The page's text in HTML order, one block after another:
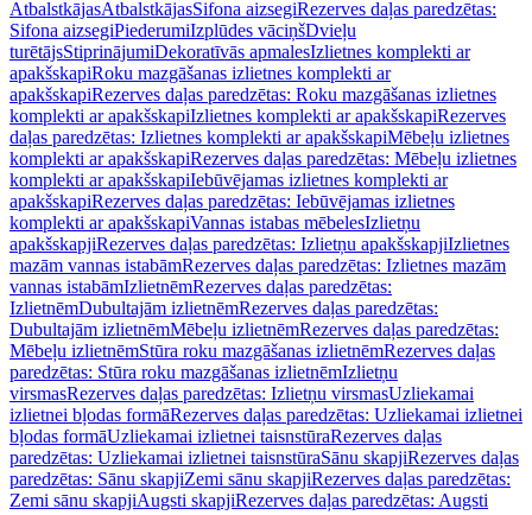
AtbalstkājasAtbalstkājasSifona aizsegiRezerves daļas paredzētas:
Sifona aizsegiPiederumiIzplūdes vāciņšDvieļu
turētājsStiprinājumiDekoratīvās apmalesIzlietnes komplekti ar
apakšskapiRoku mazgāšanas izlietnes komplekti ar
apakšskapiRezerves daļas paredzētas: Roku mazgāšanas izlietnes
komplekti ar apakšskapiIzlietnes komplekti ar apakšskapiRezerves
daļas paredzētas: Izlietnes komplekti ar apakšskapiMēbeļu izlietnes
komplekti ar apakšskapiRezerves daļas paredzētas: Mēbeļu izlietnes
komplekti ar apakšskapiIebūvējamas izlietnes komplekti ar
apakšskapiRezerves daļas paredzētas: Iebūvējamas izlietnes
komplekti ar apakšskapiVannas istabas mēbelesIzlietņu
apakšskapjiRezerves daļas paredzētas: Izlietņu apakšskapjiIzlietnes
mazām vannas istabāmRezerves daļas paredzētas: Izlietnes mazām
vannas istabāmIzlietnēmRezerves daļas paredzētas:
IzlietnēmDubultajām izlietnēmRezerves daļas paredzētas:
Dubultajām izlietnēmMēbeļu izlietnēmRezerves daļas paredzētas:
Mēbeļu izlietnēmStūra roku mazgāšanas izlietnēmRezerves daļas
paredzētas: Stūra roku mazgāšanas izlietnēmIzlietņu
virsmasRezerves daļas paredzētas: Izlietņu virsmasUzliekamai
izlietnei bļodas formāRezerves daļas paredzētas: Uzliekamai izlietnei
bļodas formāUzliekamai izlietnei taisnstūraRezerves daļas
paredzētas: Uzliekamai izlietnei taisnstūraSānu skapjiRezerves daļas
paredzētas: Sānu skapjiZemi sānu skapjiRezerves daļas paredzētas:
Zemi sānu skapjiAugsti skapjiRezerves daļas paredzētas: Augsti